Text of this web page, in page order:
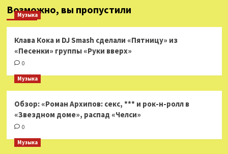
Возможно, вы пропустили
Музыка
Клава Кока и DJ Smash сделали «Пятницу» из
«Песенки» группы «Руки вверх»
0
Музыка
Обзор: «Роман Архипов: секс, *** и рок-н-ролл в
«Звездном доме», распад «Челси»
0
Музыка